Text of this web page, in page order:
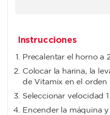
Instrucciones
Precalentar el horno a
Colocar la harina, la
de Vitamix en el orden
Seleccionar velocidad 1.
Encender la máquina